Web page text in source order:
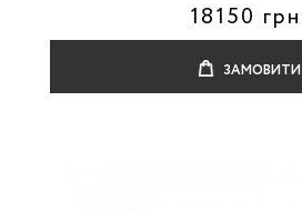
18150
ЗАМОВИТИ